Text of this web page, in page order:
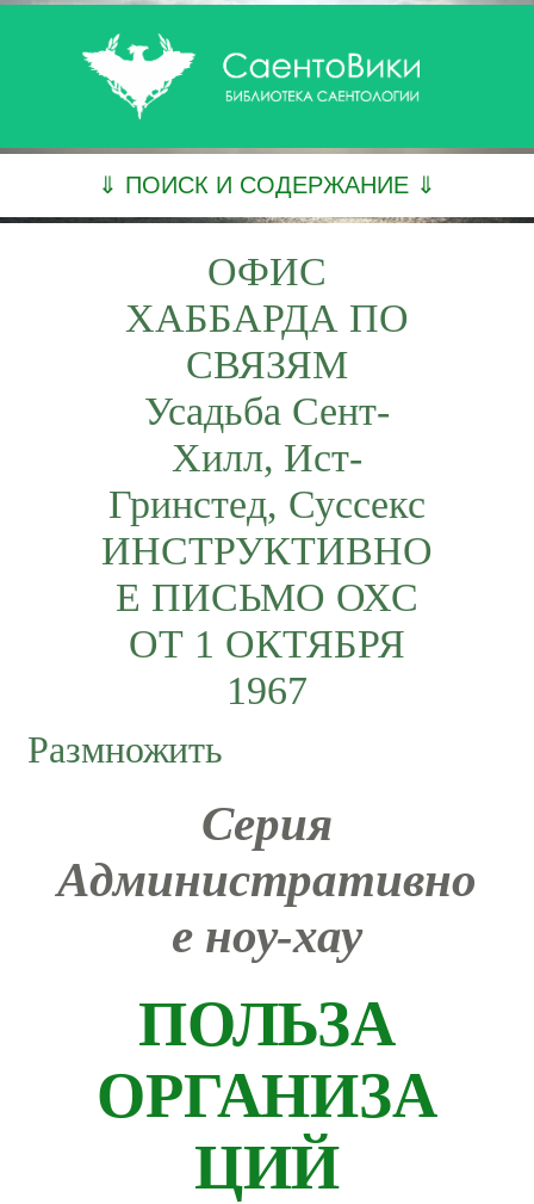
⇓ ПОИСК И СОДЕРЖАНИЕ ⇓
ОФИС
ХАББАРДА ПО
СВЯЗЯМ
Усадьба Сент-
Хилл, Ист-
Гринстед, Суссекс
ИНСТРУКТИВНО
Е ПИСЬМО ОХС
ОТ 1 ОКТЯБРЯ
1967
Размножить
Серия
Административно
е ноу-хау
ПОЛЬЗА
ОРГАНИЗА
ЦИЙ